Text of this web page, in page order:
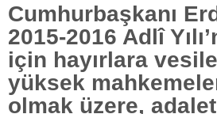
Cumhurbaşkanı
2015-2016 Adlî
için hayırlara
yüksek
olmak üzere,